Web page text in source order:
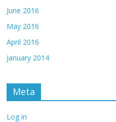
June 2016
May 2016
April 2016
January 2014
Meta
Log in